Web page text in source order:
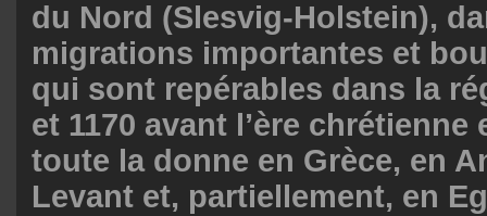
du Nord (Slesvig-Holstein),
migrations importantes et
qui sont repérables dans la
et 1170 avant l’ère
toute la donne en Grèce, en
Levant et, partiellement, en